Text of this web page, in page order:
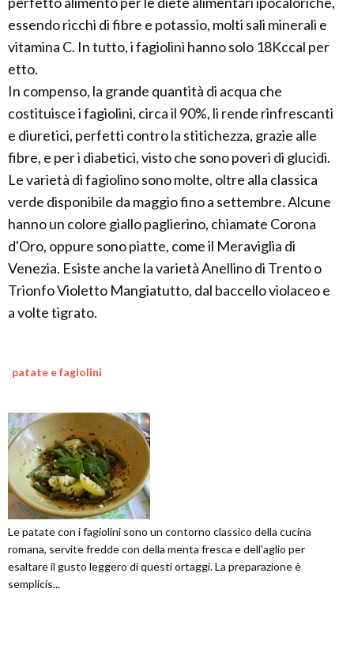
essendo ricchi di fibre e potassio, molti sali minerali e
vitamina C. In tutto, i fagiolini hanno solo 18Kccal per
etto.
In compenso, la grande quantità di acqua che
costituisce i fagiolini, circa il 90%, li rende rinfrescanti
e diuretici, perfetti contro la stitichezza, grazie alle
fibre, e per i diabetici, visto che sono poveri di glucidi.
Le varietà di fagiolino sono molte, oltre alla classica
verde disponibile da maggio fino a settembre. Alcune
hanno un colore giallo paglierino, chiamate Corona
d'Oro, oppure sono piatte, come il Meraviglia di
Venezia. Esiste anche la varietà Anellino di Trento o
Trionfo Violetto Mangiatutto, dal baccello violaceo e
a volte tigrato.
patate e fagiolini
Le patate con i fagiolini sono un contorno classico della cucina
romana, servite fredde con della menta fresca e dell'aglio per
esaltare il gusto leggero di questi ortaggi. La preparazione è
semplicis...